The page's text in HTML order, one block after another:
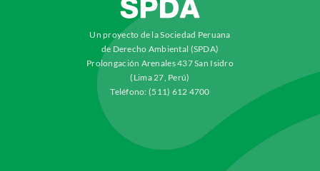
Un proyecto de la Sociedad Peruana
de Derecho Ambiental (SPDA)
Prolongación Arenales 437 San Isidro
(Lima 27, Perú)
Teléfono: (511) 612 4700